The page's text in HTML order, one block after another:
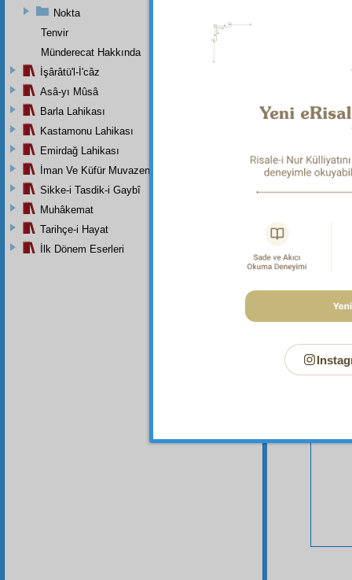
Bu
Nokta
Tenvir
Münderecat Hakkında
İşârâtü'l-İ'câz
Asâ-yı Mûsâ
Barla Lahikası
Kastamonu Lahikası
Emirdağ Lahikası
İman Ve Küfür Muvazeneleri
Sikke-i Tasdik-i Gaybî
Muhâkemat
Tarihçe-i Hayat
İlk Dönem Eserleri